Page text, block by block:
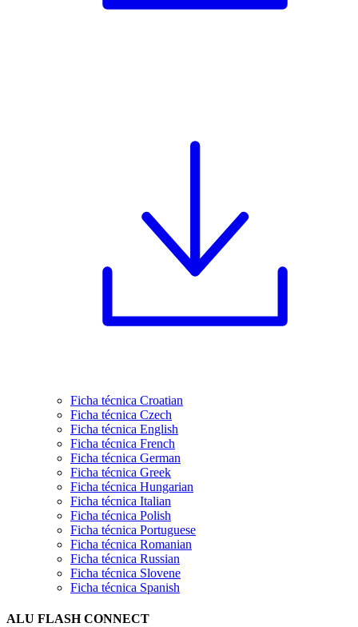
Ficha técnica Croatian
Ficha técnica Czech
Ficha técnica English
Ficha técnica French
Ficha técnica German
Ficha técnica Greek
Ficha técnica Hungarian
Ficha técnica Italian
Ficha técnica Polish
Ficha técnica Portuguese
Ficha técnica Romanian
Ficha técnica Russian
Ficha técnica Slovene
Ficha técnica Spanish
ALU FLASH CONNECT